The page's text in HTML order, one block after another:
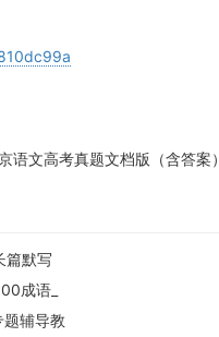
语文高考真题文档版（含答案）
篇默写
成语_
题辅导教